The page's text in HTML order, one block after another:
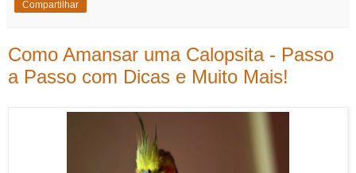
Compartilhar
Como Amansar uma Calopsita - Passo
a Passo com Dicas e Muito Mais!